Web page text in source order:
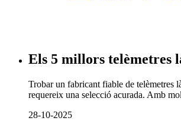
Els 5 millors telèmetres
Trobar un fabricant fiable de telèmetres
requereix una selecció acurada. Amb
28-10-2025